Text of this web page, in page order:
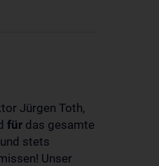
Jürgen Toth,
für das gesamte
stets
Unser